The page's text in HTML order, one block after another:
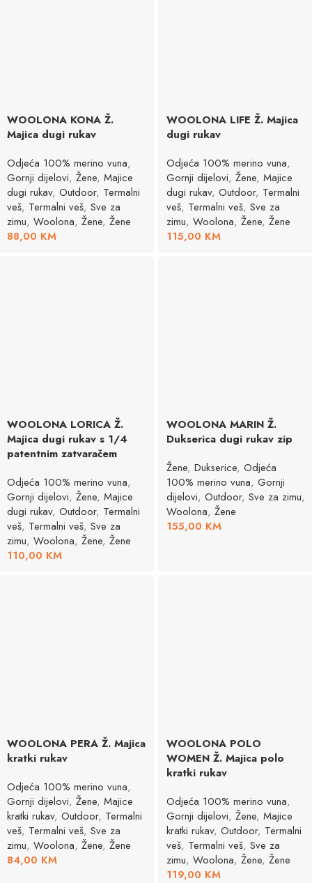
WOOLONA KONA Ž.
Majica dugi rukav
Odjeća 100% merino vuna,
Gornji dijelovi, Žene, Majice
dugi rukav, Outdoor, Termalni
veš, Termalni veš, Sve za
zimu, Woolona, Žene, Žene
88,00 KM
WOOLONA LIFE Ž. Majica
dugi rukav
Odjeća 100% merino vuna,
Gornji dijelovi, Žene, Majice
dugi rukav, Outdoor, Termalni
veš, Termalni veš, Sve za
zimu, Woolona, Žene, Žene
115,00 KM
WOOLONA LORICA Ž.
Majica dugi rukav s 1/4
patentnim zatvaračem
Odjeća 100% merino vuna,
Gornji dijelovi, Žene, Majice
dugi rukav, Outdoor, Termalni
veš, Termalni veš, Sve za
zimu, Woolona, Žene, Žene
110,00 KM
WOOLONA MARIN Ž.
Dukserica dugi rukav zip
Žene, Dukserice, Odjeća
100% merino vuna, Gornji
dijelovi, Outdoor, Sve za zimu,
Woolona, Žene
155,00 KM
WOOLONA PERA Ž. Majica
kratki rukav
Odjeća 100% merino vuna,
Gornji dijelovi, Žene, Majice
kratki rukav, Outdoor, Termalni
veš, Termalni veš, Sve za
zimu, Woolona, Žene, Žene
84,00 KM
WOOLONA POLO
WOMEN Ž. Majica polo
kratki rukav
Odjeća 100% merino vuna,
Gornji dijelovi, Žene, Majice
kratki rukav, Outdoor, Termalni
veš, Termalni veš, Sve za
zimu, Woolona, Žene, Žene
119,00 KM